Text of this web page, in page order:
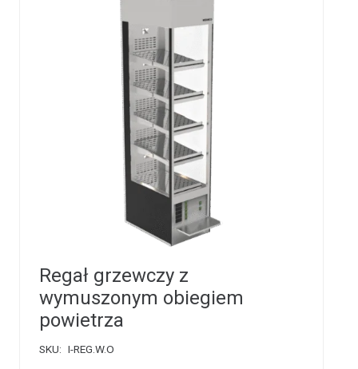
Regał grzewczy z
wymuszonym obiegiem
powietrza
SKU: I-REG.W.O